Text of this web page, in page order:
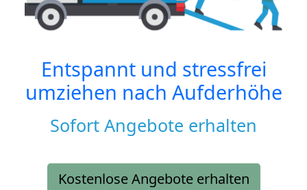
Entspannt und stressfrei
umziehen nach Aufderhöhe
Sofort Angebote erhalten
Kostenlose Angebote erhalten